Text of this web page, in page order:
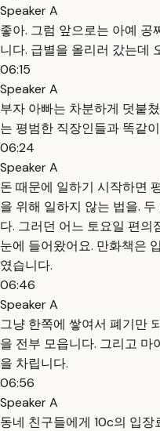
Speaker A
좋아. 그럼 앞으로는 아예 공
니다. 급별을 올리러 갔는데
06:15
Speaker A
부자 아빠는 차분하게 덧붙
는 평범한 직장인들과 똑같
06:24
Speaker A
돈 때문에 일하기 시작하면
을 위해 일하지 않는 법을.
다. 그러던 어느 토요일 편
눈에 들어왔어요. 만화책은
였습니다.
06:46
Speaker A
그냥 한쪽에 쌓여서 폐기만
을 전부 모읍니다. 그리고
을 차립니다.
06:56
Speaker A
동네 친구들에게 10c의 입